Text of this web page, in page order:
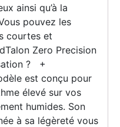
ainsi qu’à la
pouvez les
courtes et
Zero Precision
? +
est conçu pour
élevé sur vos
humides. Son
à sa légèreté vous